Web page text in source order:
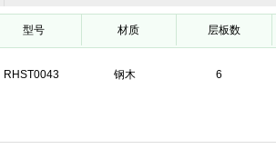
型号 材质 层板数
RHST0043 钢木 6